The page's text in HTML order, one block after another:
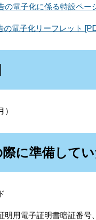
の電子化に係る特設ペー
の電子化リーフレット
際に準備して
明用電子証明書暗証番